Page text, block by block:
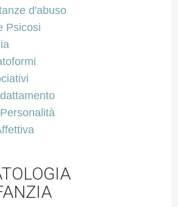
d'abuso
Psicosi